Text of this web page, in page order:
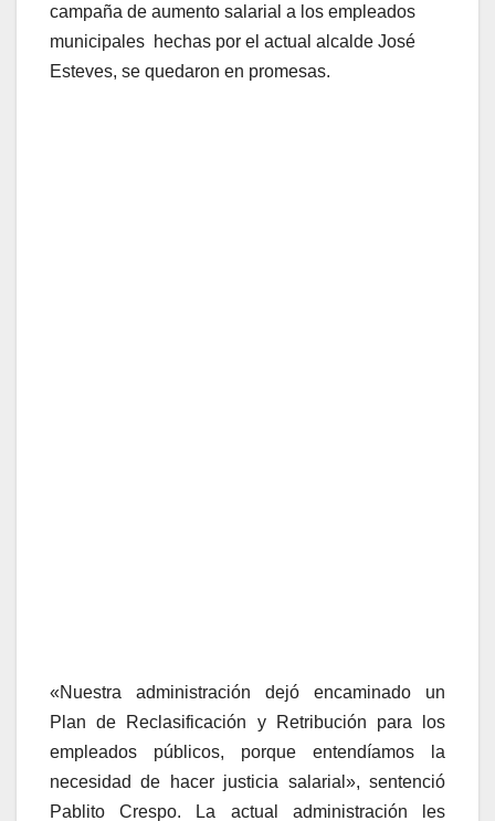
campaña de aumento salarial a los empleados
municipales hechas por el actual alcalde José
Esteves, se quedaron en promesas.
«Nuestra administración dejó encaminado un
Plan de Reclasificación y Retribución para los
empleados públicos, porque entendíamos la
necesidad de hacer justicia salarial», sentenció
Pablito Crespo. La actual administración les